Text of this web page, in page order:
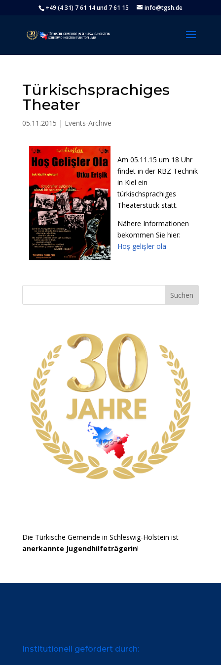
+49 (4 31) 7 61 14 und 7 61 15 info@tgsh.de
Türkischsprachiges
Theater
05.11.2015 | Events-Archive
Am 05.11.15 um 18 Uhr
findet in der RBZ Technik
in Kiel ein
türkischsprachiges
Theaterstück statt.
Nähere Informationen
bekommen Sie hier:
Hoş gelişler ola
Suchen
Die Türkische Gemeinde in Schleswig-Holstein ist
anerkannte Jugendhilfeträgerin!
Institutionell gefördert durch: